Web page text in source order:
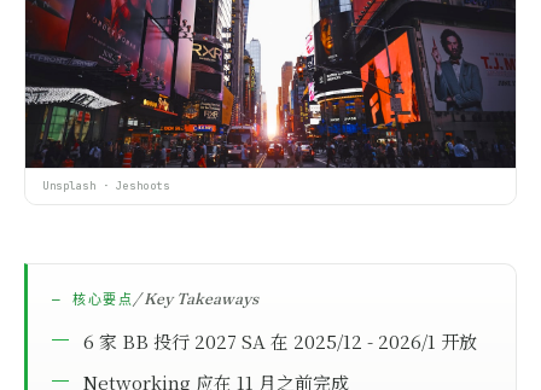
软件工程
Software Engineering
Unsplash · Jeshoots
— 核心要点 / Key Takeaways
6 家 BB 投行 2027 SA 在 2025/12 - 2026/1 开放
Networking 应在 11 月之前完成